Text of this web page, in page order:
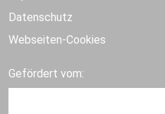
Datenschutz
Webseiten-Cookies
Gefördert vom: